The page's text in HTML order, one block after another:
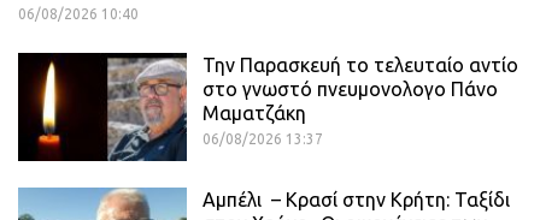
06/08/2026 10:40
Την Παρασκευή το τελευταίο αντίο
στο γνωστό πνευμονολογο Πάνο
Μαματζάκη
06/08/2026 13:37
Αμπέλι – Κρασί στην Κρήτη: Ταξίδι